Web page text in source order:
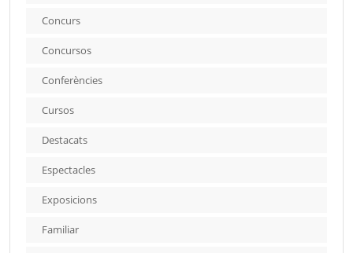
Concurs
Concursos
Conferències
Cursos
Destacats
Espectacles
Exposicions
Familiar